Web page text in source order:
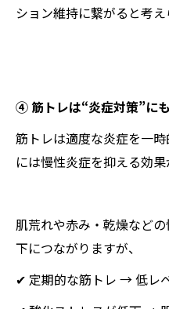
ション維持に繋がると考え
④ 筋トレは“炎症対策”に
筋トレは適度な炎症を一
には慢性炎症を抑える効果
肌荒れや赤み・乾燥など
下につながりますが、
✔ 定期的な筋トレ → 低レ